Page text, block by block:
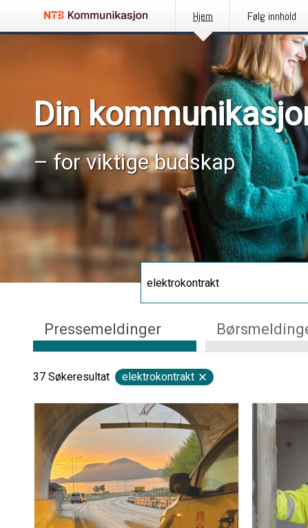
Hjem Følg innhold
Din
– for viktige budskap
Pressemeldinger
37 Søkeresultat elektrokontrakt